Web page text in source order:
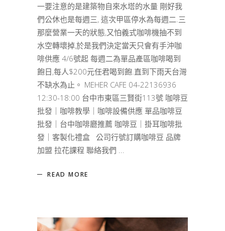
一要注意的是建築物自來水塔的水量 剛好我
們公休也是每週三, 這次甲區停水為每週二.三
那麼營業一天的狀態,又怕義式咖啡機抽不到
水空轉壞掉,於是我們決定當天只會有手沖咖
啡供應 4/6號起 每週二為單品產區咖啡喝到
飽日,每人$200元任君喝到飽.直到下雨天台灣
不缺水為止。 MEHER CAFE 04-22136936
12:30-18:00 台中市東區三賢街113號 咖啡豆
批發｜咖啡教學｜咖啡設備供應 單品咖啡豆
批發｜台中咖啡廳推薦 咖啡豆｜掛耳咖啡批
發｜客製化禮盒 公司行號訂購咖啡豆 品牌
加盟 拉花課程 聯絡我們
READ MORE